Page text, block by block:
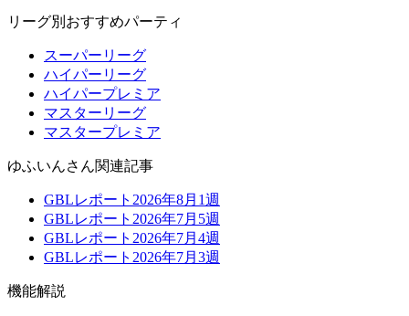
リーグ別おすすめパーティ
スーパーリーグ
ハイパーリーグ
ハイパープレミア
マスターリーグ
マスタープレミア
ゆふいんさん関連記事
GBLレポート2026年8月1週
GBLレポート2026年7月5週
GBLレポート2026年7月4週
GBLレポート2026年7月3週
機能解説